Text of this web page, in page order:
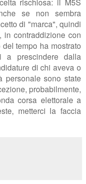
se non sembra
di "marca", quindi
contraddizione con
tempo ha mostrato
a prescindere dalla
di chi aveva o
personale sono state
probabilmente,
corsa elettorale a
metterci la faccia